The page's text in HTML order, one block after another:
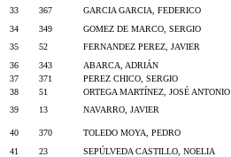
33
367 GARCIA GARCIA, FEDERICO
34
349 GOMEZ DE MARCO, SERGIO
35
52 FERNANDEZ PEREZ, JAVIER
36
343 ABARCA, ADRIÁN
37
371
PEREZ CHICO, SERGIO
38
51 ORTEGA MARTÍNEZ, JOSÉ ANTONIO
39
13 NAVARRO, JAVIER
40 370 TOLEDO MOYA, PEDRO
41
23 SEPÚLVEDA CASTILLO, NOELIA